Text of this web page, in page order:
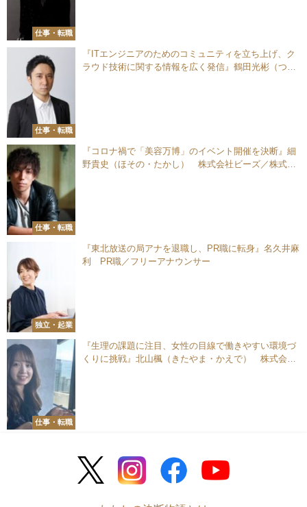
仕事・転職
仕事・転職
『ITエンジニアのためのコミュニティを立ち上げ、ク
ラウド技術に関する情報を広く発信』鶴田光彬（つる
仕事・転職
『コロナ禍で「美容万博」のイベント開催を決断』細
野貴史（ほその・たかし） 株式会社ビーズ／株式会
独立・起業
『東北放送の局アナを退職し、PR職に転身』名久井麻
利 PR職／フリーアナウンサー
仕事・転職
『生理の課題に注目、女性の目線で働きやすい環境づ
くりに挑戦』北山楓（きたやま・かえで） 株式会社